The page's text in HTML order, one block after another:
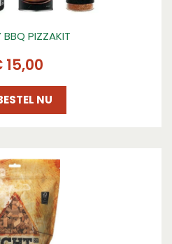
BBQ PIZZAKIT
15,00
NU